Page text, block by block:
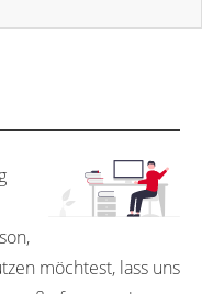
möchtest, lass uns